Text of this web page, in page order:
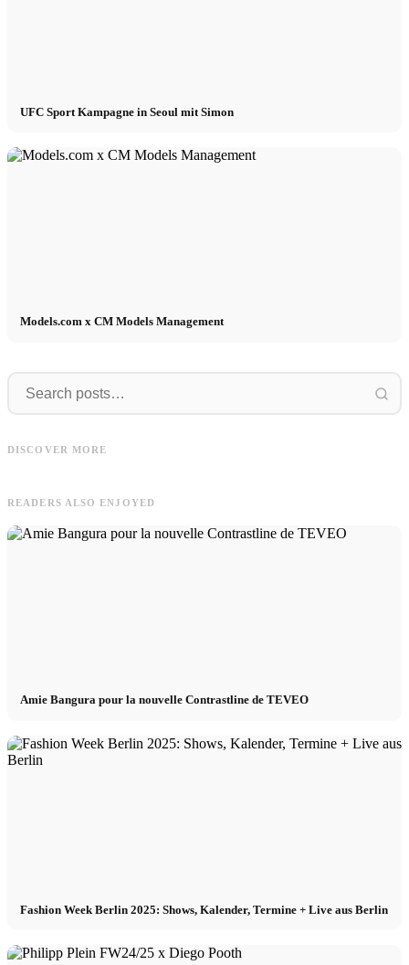
UFC Sport Kampagne in Seoul mit Simon
Models.com x CM Models Management
DISCOVER MORE
Casting!
READERS ALSO ENJOYED
Amie Bangura pour la nouvelle Contrastline de TEVEO
Fashion Week Berlin 2025: Shows, Kalender, Termine + Live aus Berlin